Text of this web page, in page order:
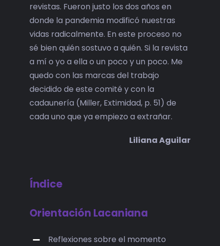
revistas. Fueron justo los dos años en
donde la pandemia modificó nuestras
vidas radicalmente. En este proceso no
sé bien quién sostuvo a quién. Si la revista
a mí o yo a ella o un poco y un poco. Me
quedo con las marcas del trabajo
decidido de este comité y con la
cadaunería (Miller, Extimidad, p. 51) de
cada uno que ya empiezo a extrañar.
Liliana Aguilar
Índice
Orientación Lacaniana
Reflexiones sobre el momento